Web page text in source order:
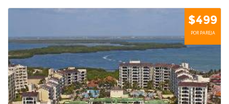
$499
POR PAREJA